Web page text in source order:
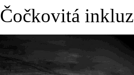
Čočkovitá